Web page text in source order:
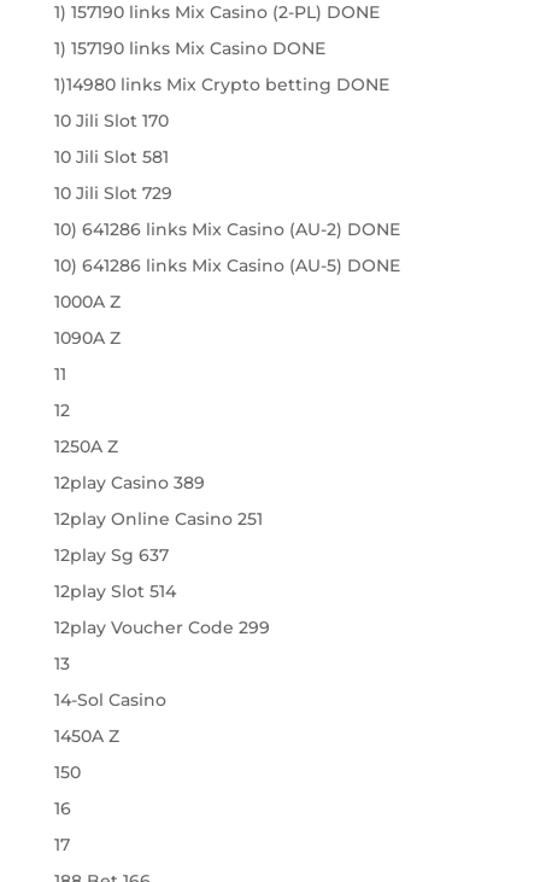
1) 157190 links Mix Casino (2-PL) DONE
1) 157190 links Mix Casino DONE
1)14980 links Mix Crypto betting DONE
10 Jili Slot 170
10 Jili Slot 581
10 Jili Slot 729
10) 641286 links Mix Casino (AU-2) DONE
10) 641286 links Mix Casino (AU-5) DONE
1000A Z
1090A Z
11
12
1250A Z
12play Casino 389
12play Online Casino 251
12play Sg 637
12play Slot 514
12play Voucher Code 299
13
14-Sol Casino
1450A Z
150
16
17